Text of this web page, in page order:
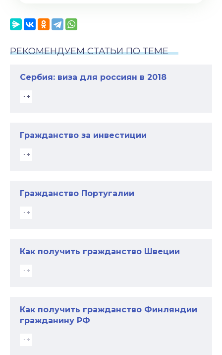
РЕКОМЕНДУЕМ СТАТЬИ ПО ТЕМЕ
Сербия: виза для россиян в 2018
Гражданство за инвестиции
Гражданство Португалии
Как получить гражданство Швеции
Как получить гражданство Финляндии
гражданину РФ